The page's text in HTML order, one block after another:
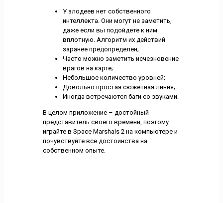
У злодеев нет собственного
интеллекта. Они могут не заметить,
даже если вы подойдете к ним
вплотную. Алгоритм их действий
заранее предопределен;
Часто можно заметить исчезновение
врагов на карте;
Небольшое количество уровней;
Довольно простая сюжетная линия;
Иногда встречаются баги со звуками.
В целом приложение – достойный
представитель своего времени, поэтому
играйте в Space Marshals 2 на компьютере и
почувствуйте все достоинства на
собственном опыте.